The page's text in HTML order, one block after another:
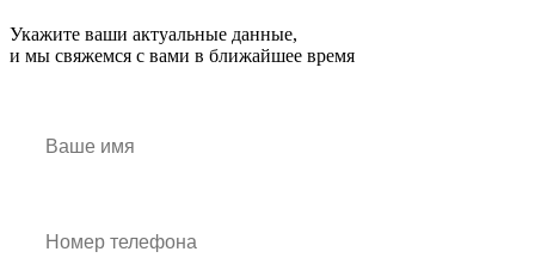
Укажите ваши актуальные данные,
и мы свяжемся с вами в ближайшее время